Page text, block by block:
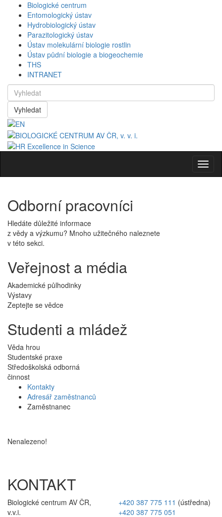
Biologické centrum
Entomologický ústav
Hydrobiologický ústav
Parazitologický ústav
Ústav molekulární biologie rostlin
Ústav půdní biologie a biogeochemie
THS
INTRANET
Vyhledat
Odborní pracovníci
Hledáte důležité informace
z vědy a výzkumu? Mnoho užitečného naleznete
v této sekci.
Veřejnost a média
Akademické půlhodinky
Výstavy
Zeptejte se vědce
Studenti a mládež
Věda hrou
Studentské praxe
Středoškolská odborná
činnost
Kontakty
Adresář zaměstnanců
Zaměstnanec
Nenalezeno!
KONTAKT
Biologické centrum AV ČR,
v.v.i.
+420 387 775 111 (ústředna)
+420 387 775 051